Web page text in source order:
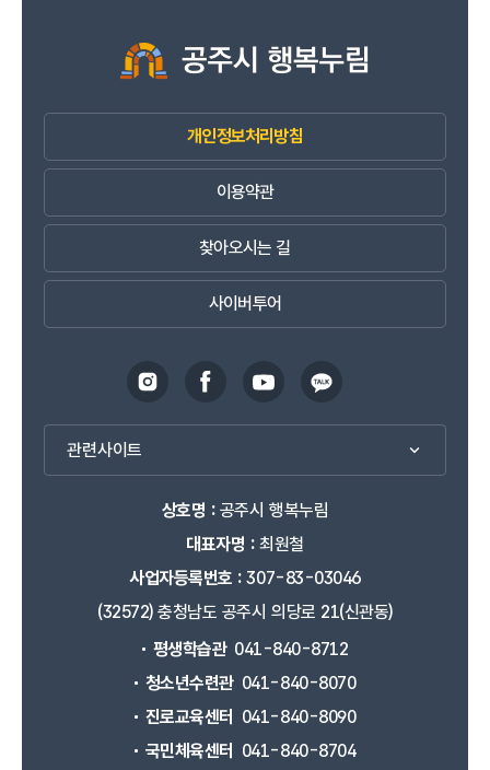
개인정보처리방침
이용약관
찾아오시는 길
사이버투어
관련사이트
상호명 :공주시 행복누림
대표자명 :최원철
사업자등록번호 :307-83-03046
(32572) 충청남도 공주시 의당로 21(신관동)
평생학습관 041-840-8712
청소년수련관 041-840-8070
진로교육센터
041-840-8090
국민체육센터
041-840-8704